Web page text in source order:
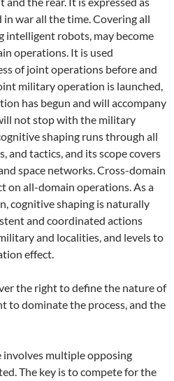
war all the time. Covering all
intelligent robots, may become
operations. It is used
of joint operations before and
military operation is launched,
has begun and will accompany
not stop with the military
shaping runs through all
and tactics, and its scope covers
space networks. Cross-domain
on all-domain operations. As a
cognitive shaping is naturally
and coordinated actions
and localities, and levels to
effect.
the right to define the nature of
to dominate the process, and the
involves multiple opposing
The key is to compete for the